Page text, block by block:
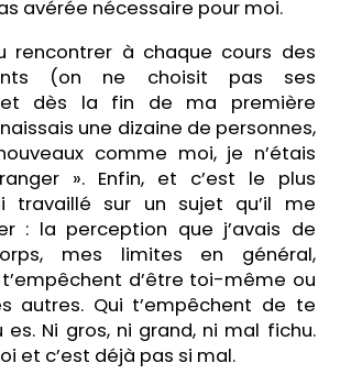
avérée nécessaire pour moi.
rencontrer à chaque cours des
(on ne choisit pas ses
et dès la fin de ma première
une dizaine de personnes,
comme moi, je n’étais
». Enfin, et c’est le plus
travaillé sur un sujet qu’il me
: la perception que j’avais de
mes limites en général,
d’être toi-même ou
autres. Qui t’empêchent de te
Ni gros, ni grand, ni mal fichu.
et c’est déjà pas si mal.